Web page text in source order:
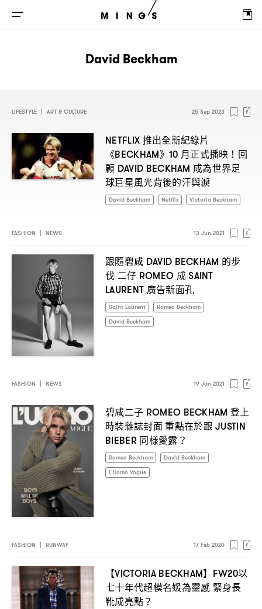
David Beckham
LIFESTYLE ART & CULTURE 25 Sep 2023
NETFLIX 推出全新紀錄片
《BECKHAM》 10 月正式播映 ！ 回
顧 DAVID BECKHAM 成為世界足
球巨星風光背後的汗與淚
David Beckham Netflix Victoria Beckham
FASHION NEWS 13 Jun 2021
跟隨碧咸 DAVID BECKHAM 的步
伐 二仔 ROMEO 成SAINT
LAURENT 廣告新面孔
Saint Laurent
Romeo Beckham
David Beckham
FASHION NEWS 19 Jan 2021
碧咸二子 ROMEO BECKHAM登上
時裝雜誌封面 重點在於跟JUSTIN
BIEBER 同樣愛露 ？
Romeo Beckham
David Beckham
L’Uomo Vogue
FASHION | RUNWAY 17 Feb 2020
【VICTORIA BECKHAM】 FW20以
七十年代超模名媛為靈感 緊身長
靴成亮點？